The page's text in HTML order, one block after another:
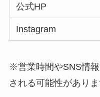
公式HP
Instagram
※営業時間やSNS情
される可能性がありま